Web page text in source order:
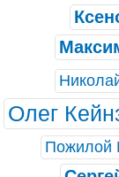
Олег
Пожилой